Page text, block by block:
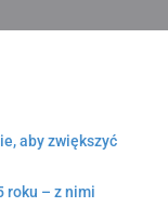
aby zwiększyć
roku – z nimi